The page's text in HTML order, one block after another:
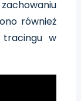
również
tracingu w